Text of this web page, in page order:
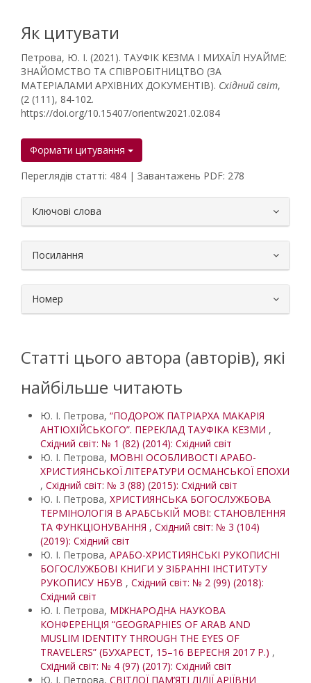
Як цитувати
Петрова, Ю. І. (2021). ТАУФІК КЕЗМА І МИХАЇЛ НУАЙМЕ:
ЗНАЙОМСТВО ТА СПІВРОБІТНИЦТВО (ЗА
МАТЕРІАЛАМИ АРХІВНИХ ДОКУМЕНТІВ). Східний світ,
(2 (111), 84-102.
https://doi.org/10.15407/orientw2021.02.084
Формати цитування
Переглядів статті: 484 | Завантажень PDF: 278
Ключові слова
Посилання
Номер
Статті цього автора (авторів), які
найбільше читають
Ю. І. Петрова, “ПОДОРОЖ ПАТРІАРХА МАКАРІЯ
АНТІОХІЙСЬКОГО”. ПЕРЕКЛАД ТАУФІКА КЕЗМИ ,
Східний світ: № 1 (82) (2014): Східний світ
Ю. І. Петрова, МОВНІ ОСОБЛИВОСТІ АРАБО-
ХРИСТИЯНСЬКОЇ ЛІТЕРАТУРИ ОСМАНСЬКОЇ ЕПОХИ
, Східний світ: № 3 (88) (2015): Східний світ
Ю. І. Петрова, ХРИСТИЯНСЬКА БОГОСЛУЖБОВА
ТЕРМІНОЛОГІЯ В АРАБСЬКІЙ МОВІ: СТАНОВЛЕННЯ
ТА ФУНКЦІОНУВАННЯ , Східний світ: № 3 (104)
(2019): Східний світ
Ю. І. Петрова, АРАБО-ХРИСТИЯНСЬКІ РУКОПИСНІ
БОГОСЛУЖБОВІ КНИГИ У ЗІБРАННІ ІНСТИТУТУ
РУКОПИСУ НБУВ , Східний світ: № 2 (99) (2018):
Східний світ
Ю. І. Петрова, МІЖНАРОДНА НАУКОВА
КОНФЕРЕНЦІЯ “GEOGRAPHIES OF ARAB AND
MUSLIM IDENTITY THROUGH THE EYES OF
TRAVELERS” (БУХАРЕСТ, 15–16 ВЕРЕСНЯ 2017 Р.) ,
Східний світ: № 4 (97) (2017): Східний світ
Ю. І. Петрова, СВІТЛОЇ ПАМ’ЯТІ ЛІДІЇ АРІЇВНИ